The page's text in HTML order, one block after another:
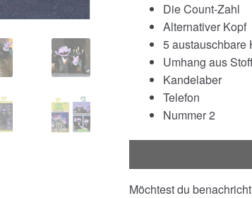
Die Count-Zahl
Alternativer Kopf
5 austauschbare
Umhang aus
Kandelaber
Telefon
Nummer 2
Möchtest du